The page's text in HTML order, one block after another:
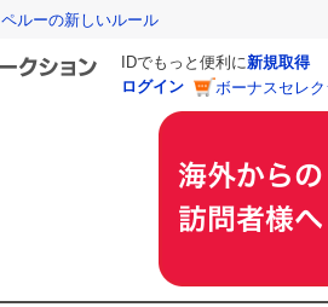
ルーの新しいルール
IDでもっと便利に新規取得
ログイン
ボーナスセレ